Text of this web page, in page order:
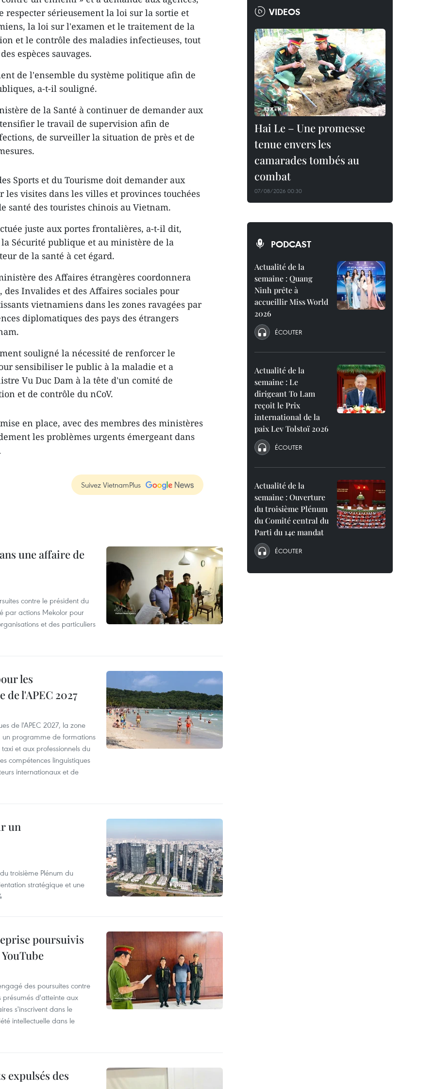
respecter sérieusement la loi sur la sortie et
la loi sur l'examen et le traitement de la
et le contrôle des maladies infectieuses, tout
espèces sauvages.
de l'ensemble du système politique afin de
a-t-il souligné.
de la Santé à continuer de demander aux
le travail de supervision afin de
de surveiller la situation de près et de
Sports et du Tourisme doit demander aux
les visites dans les villes et provinces touchées
santé des touristes chinois au Vietnam.
juste aux portes frontalières, a-t-il dit,
Sécurité publique et au ministère de la
de la santé à cet égard.
des Affaires étrangères coordonnera
Invalides et des Affaires sociales pour
vietnamiens dans les zones ravagées par
diplomatiques des pays des étrangers
souligné la nécessité de renforcer le
sensibiliser le public à la maladie et a
Vu Duc Dam à la tête d'un comité de
et de contrôle du nCoV.
en place, avec des membres des ministères
les problèmes urgents émergeant dans
Suivez VietnamPlus
une affaire de
contre le président du
par actions Mekolor pour
et des particuliers
les
l'APEC 2027
de l'APEC 2027, la zone
programme de formations
et aux professionnels du
compétences linguistiques
internationaux et de
un
troisième Plénum du
stratégique et une
poursuivis
des poursuites contre
d'atteinte aux
s'inscrivent dans le
intellectuelle dans le
expulsés des
VIDEOS
Hai Le – Une promesse
tenue envers les
camarades tombés au
combat
07/08/2026 00:30
PODCAST
Actualité de la
semaine : Quang
Ninh prête à
accueillir Miss World
2026
ÉCOUTER
Actualité de la
semaine : Le
dirigeant To Lam
reçoit le Prix
international de la
paix Lev Tolstoï 2026
ÉCOUTER
Actualité de la
semaine : Ouverture
du troisième Plénum
du Comité central du
Parti du 14e mandat
ÉCOUTER